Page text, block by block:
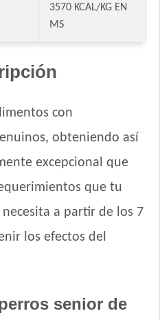
3570 KCAL/KG EN
MS
con
obteniendo así
excepcional que
que tu
a partir de los 7
los efectos del
senior de